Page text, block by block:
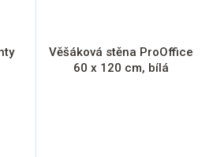
Věšáková stěna ProOffice
60 x 120 cm, bílá